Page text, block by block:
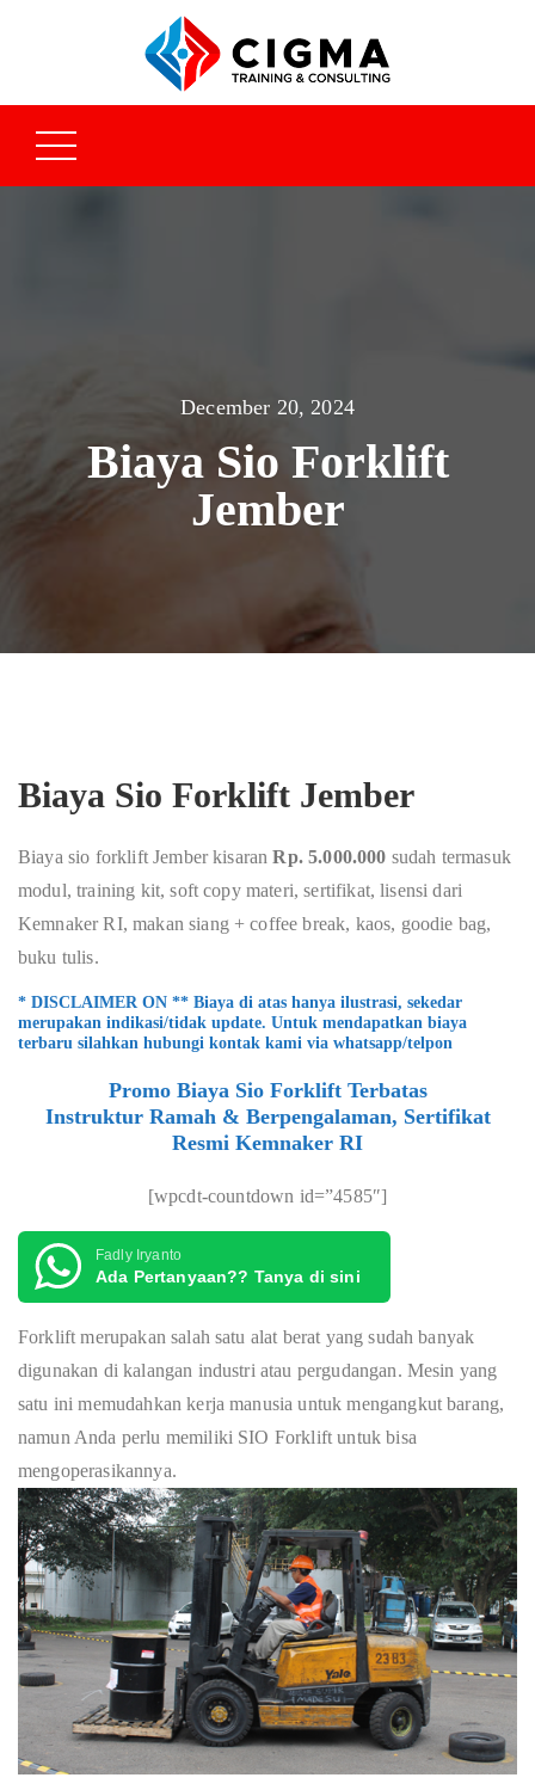
December 20, 2024
Biaya Sio Forklift
Jember
Biaya Sio Forklift Jember
Biaya sio forklift Jember kisaranRp. 5.000.000 sudah termasuk
modul, training kit, soft copy materi, sertifikat, lisensi dari
Kemnaker RI, makan siang + coffee break, kaos, goodie bag,
buku tulis.
* DISCLAIMER ON ** Biaya di atas hanya ilustrasi, sekedar
merupakan indikasi/tidak update. Untuk mendapatkan biaya
terbaru silahkan hubungi kontak kami via whatsapp/telpon
Promo Biaya Sio Forklift Terbatas
Instruktur Ramah & Berpengalaman, Sertifikat
Resmi Kemnaker RI
[wpcdt-countdown id=”4585″]
Fadly Iryanto
Ada Pertanyaan?? Tanya di sini
Forklift merupakan salah satu alat berat yang sudah banyak
digunakan di kalangan industri atau pergudangan. Mesin yang
satu ini memudahkan kerja manusia untuk mengangkut barang,
namun Anda perlu memiliki SIO Forklift untuk bisa
mengoperasikannya.